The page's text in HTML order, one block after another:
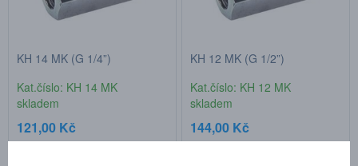
KH 14 MK (G 1/4”)
Kat.číslo: KH 14 MK
skladem
121,00 Kč
KH 12 MK (G 1/2”)
Kat.číslo: KH 12 MK
skladem
144,00 Kč